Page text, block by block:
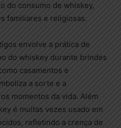
do consumo de whiskey,
familiares e religiosas.
envolve a prática de
do whiskey durante brindes
casamentos e
a sorte e a
momentos da vida. Além
é muitas vezes usado em
refletindo a crença de